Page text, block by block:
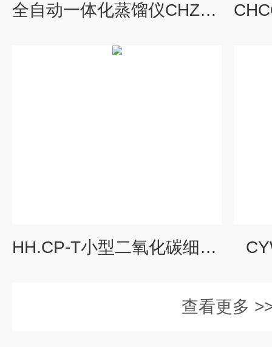
全自动一体化蒸馏仪CHZL-6G氨氮蒸馏装置
HH.CP-T小型二氧化碳细胞培养箱
查看更多